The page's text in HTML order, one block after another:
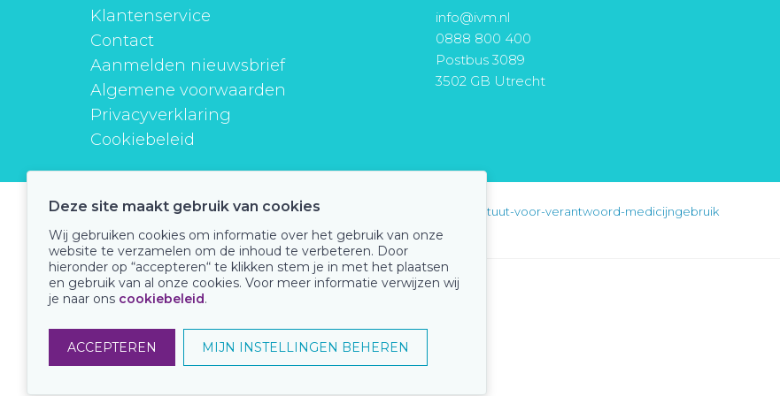
Klantenservice
Contact
Aanmelden nieuwsbrief
Algemene voorwaarden
Privacyverklaring
Cookiebeleid
info@ivm.nl
0888 800 400
Postbus 3089
3502 GB Utrecht
instituutverantwoordmedicijngebruik instituut-voor-verantwoord-medicijngebruik
Onze keurmerken
Deze site maakt gebruik van cookies
Wij gebruiken cookies om informatie over het gebruik van onze
website te verzamelen om de inhoud te verbeteren. Door
hieronder op “accepteren“ te klikken stem je in met het plaatsen
en gebruik van al onze cookies. Voor meer informatie verwijzen wij
je naar ons cookiebeleid.
ACCEPTEREN MIJN INSTELLINGEN BEHEREN